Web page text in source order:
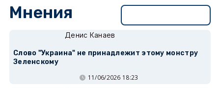
Мнения
Денис Канаев
Слово "Украина" не принадлежит этому монстру
Зеленскому
11/06/2026 18:23